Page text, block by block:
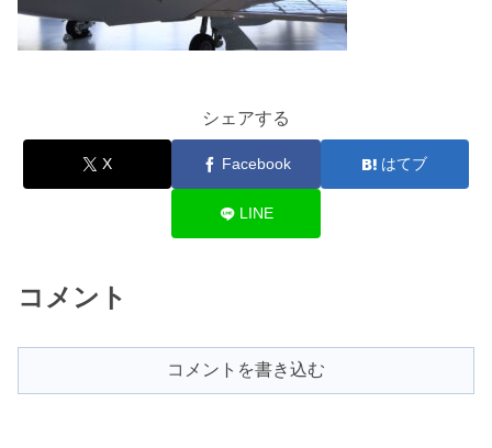
シェアする
X Facebook はてブ
LINE
コメント
コメントを書き込む